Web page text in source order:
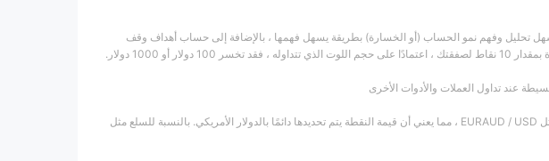
تحليل وفهم نمو الحساب (أو الخسارة) بطريقة يسهل فهمها ، بالإضافة إلى حساب أهداف وقف
1000 دولار.
عند تداول العملات والأدوات الأخرى
يتم دائمًا تحديد قيم النقطة بالدولار الأمريكي عند تداول أداة (فورية) ، مثل EURAUD / USD ، مما يعني أن قيمة النقطة يتم تحديدها دائمًا بالدولار الأمريكي. بالنسبة للسلع مثل